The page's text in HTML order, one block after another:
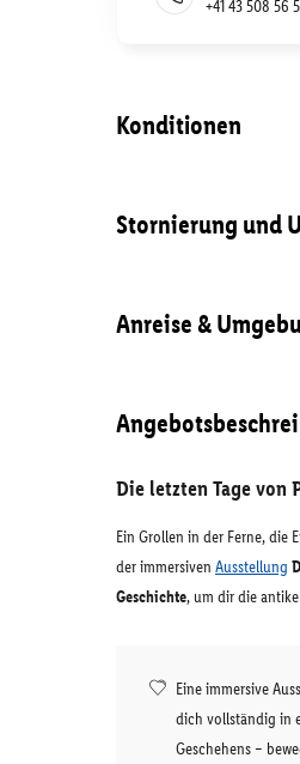
+41 43 508 56
Konditionen
Stornierung und
Anreise &
Die letzten Tage von
Ein Grollen in der Ferne, die
der immersiven Ausstellung
Geschichte, um dir die
Eine immersive
dich vollständig in
Geschehens –